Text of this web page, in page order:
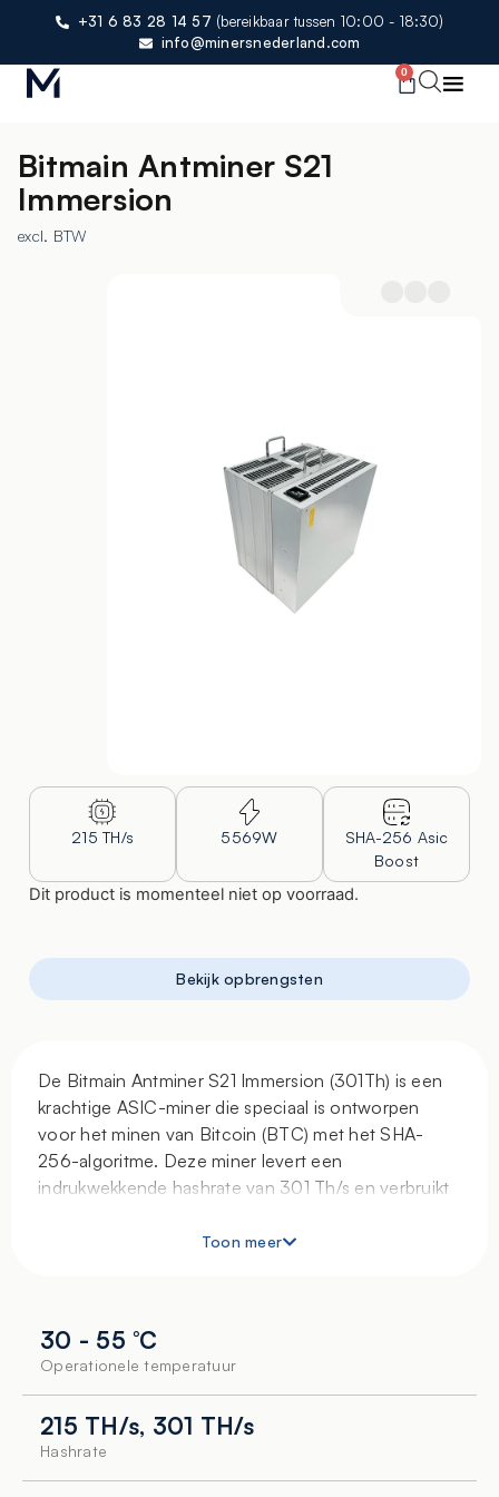
+31 6 83 28 14 57 (bereikbaar tussen 10:00 - 18:30)
info@minersnederland.com
0
Bitmain Antminer S21
Immersion
excl. BTW
215 TH/s 5569W
SHA-256 Asic
Boost
Dit product is momenteel niet op voorraad.
Bekijk opbrengsten
De Bitmain Antminer S21 Immersion (301Th) is een
krachtige ASIC-miner die speciaal is ontworpen
voor het minen van Bitcoin (BTC) met het SHA-
256-algoritme. Deze miner levert een
indrukwekkende hashrate van 301 Th/s en verbruikt
efficiëntie van 18,502 J/Th.
efficiënte warmteafvoer en een lager geluidsniveau
van 50 dB. Dit maakt de miner ideaal voor
toepassingen waarbij koeling en geluidsbeheersing
belangrijk zijn. Met een gewicht van 17,15 kg en
afmetingen van 293 x 236 x 364 mm is deze miner
Toon meer
30 - 55 °C
Operationele temperatuur
215 TH/s, 301 TH/s
Hashrate